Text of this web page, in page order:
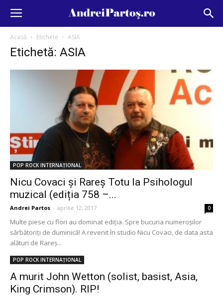
Acasă Etichete ASIA
Etichetă: ASIA
POP ROCK INTERNAȚIONAL
Nicu Covaci și Rareș Totu la Psihologul
muzical (ediția 758 –...
Andrei Partos - aprilie 12, 2017 0
Multe piese cu flori au dominat ediția. Spre bucuria numeroșilor
sărbătoriți de duminică! A revenit în studio Nicu Covaci, de data asta
alături de Rareș...
POP ROCK INTERNAȚIONAL
A murit John Wetton (solist, basist, Asia,
King Crimson). RIP!